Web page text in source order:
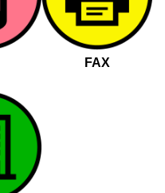
FAX